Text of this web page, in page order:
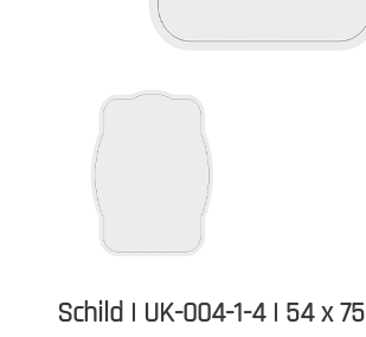
Schild | UK-004-1-4 | 54 x 75